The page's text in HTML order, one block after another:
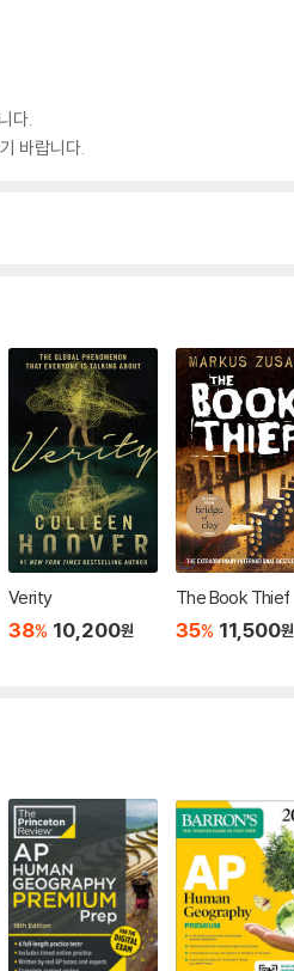
다.
바랍니다.
Verity
38% 10,200원
The Book Thief
35% 11,500원